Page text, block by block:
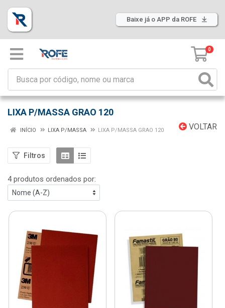
Baixe já o APP da ROFE
0
LIXA P/MASSA GRAO 120
VOLTAR
INÍCIO LIXA P/MASSA LIXA P/MASSA GRAO 120
Filtros
4 produtos ordenados por: